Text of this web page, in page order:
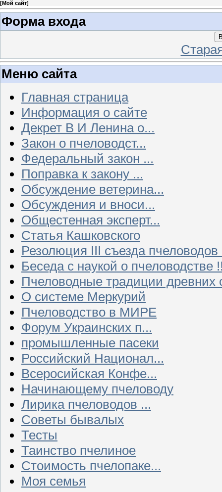
[Мой сайт]
Форма входа
Меню сайта
Главная страница
Информация о сайте
Декрет В И Ленина о...
Закон о пчеловодст...
Федеральный закон ...
Поправка к закону ...
Обсуждение ветерина...
Обсуждения и вноси...
Общестенная эксперт...
Статья Кашковского
Резолюция III съезда
Беседа с наукой о пчеловодстве
Пчеловодные традиции древних
О системе Меркурий
Пчеловодство в МИРЕ
Форум Украинских п...
промышленные пасеки
Российский Национал...
Всеросийская Конфе...
Начинающему пчеловоду
Лирика пчеловодов ...
Советы бывалых
Тесты
Таинство пчелиное
Стоимость пчелопаке...
Моя семья